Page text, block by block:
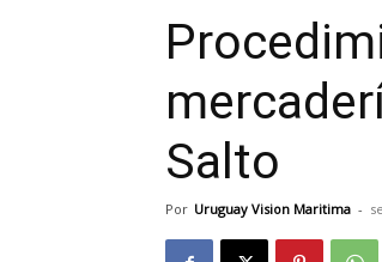
Salto
Por Uruguay Vision Maritima -